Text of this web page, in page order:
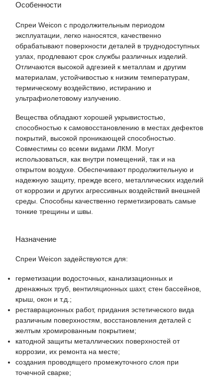
Особенности
Спреи Weicon с продолжительным периодом
эксплуатации, легко наносятся, качественно
обрабатывают поверхности деталей в труднодоступных
узлах, продлевают срок службы различных изделий.
Отличаются высокой адгезией к металлам и другим
материалам, устойчивостью к низким температурам,
термическому воздействию, истиранию и
ультрафиолетовому излучению.
Вещества обладают хорошей укрывистостью,
способностью к самовосстановлению в местах дефектов
покрытий, высокой проникающей способностью.
Совместимы со всеми видами ЛКМ. Могут
использоваться, как внутри помещений, так и на
открытом воздухе. Обеспечивают продолжительную и
надежную защиту, прежде всего, металлических изделий
от коррозии и других агрессивных воздействий внешней
среды. Способны качественно герметизировать самые
тонкие трещины и швы.
Назначение
Спреи Weicon задействуются для:
герметизации водосточных, канализационных и
дренажных труб, вентиляционных шахт, стен бассейнов,
крыш, окон и т.д.;
реставрационных работ, придания эстетического вида
различным поверхностям, восстановления деталей с
желтым хромированным покрытием;
катодной защиты металлических поверхностей от
коррозии, их ремонта на месте;
создания проводящего промежуточного слоя при
точечной сварке;